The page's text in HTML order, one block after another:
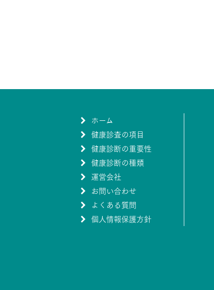
ホーム
健康診査の項目
健康診断の重要性
健康診断の種類
運営会社
お問い合わせ
よくある質問
個人情報保護方針